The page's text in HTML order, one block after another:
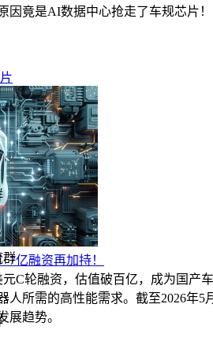
因竟是AI数据中心抢走了车规芯片！
7亿融资再加持！
C轮融资，估值破百亿，成为国产
人所需的高性能需求。截至2026年
展趋势。
群